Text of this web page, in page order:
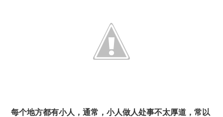
每个地方都有小人，通常，小人做人处事不太厚道，常以